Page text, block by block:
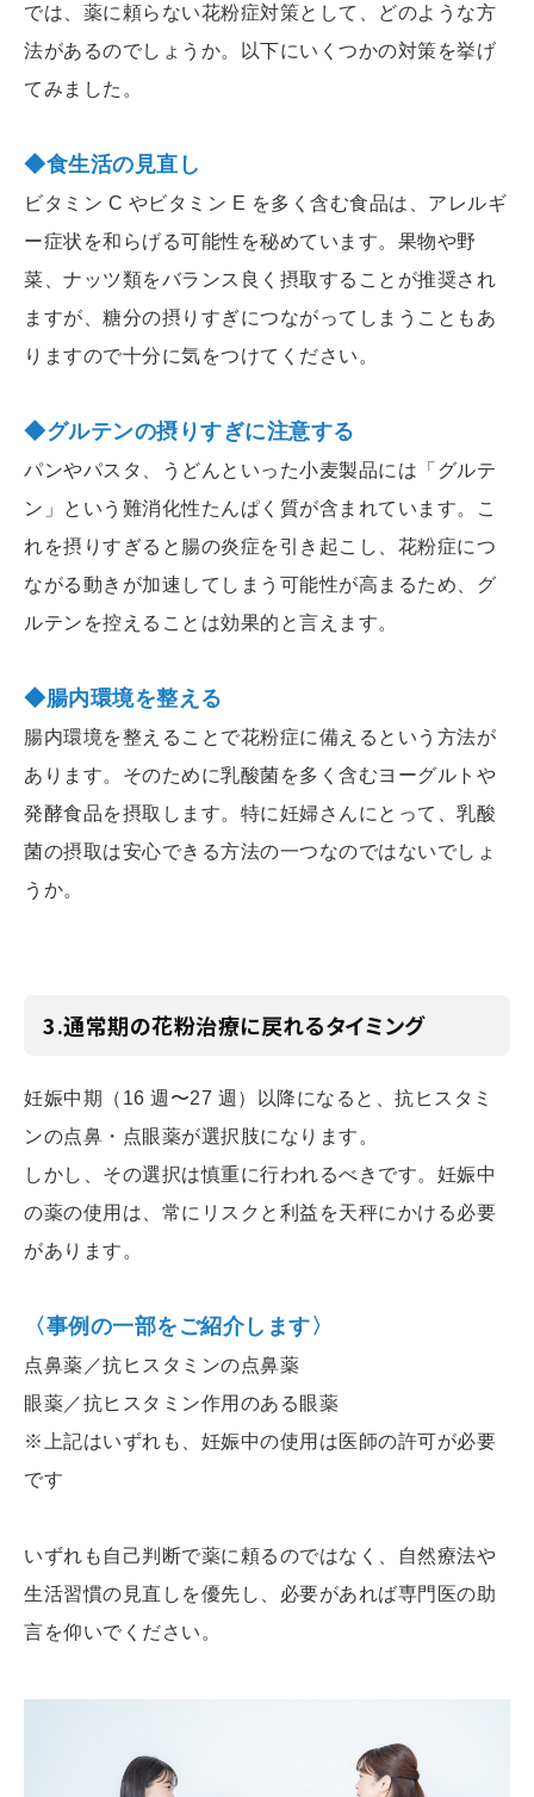
では、薬に頼らない花粉症対策として、どのような方
法があるのでしょうか。以下にいくつかの対策を挙げ
てみました。
◆食生活の見直し
ビタミン C やビタミン E を多く含む食品は、アレルギ
ー症状を和らげる可能性を秘めています。果物や野
菜、ナッツ類をバランス良く摂取することが推奨され
ますが、糖分の摂りすぎにつながってしまうこともあ
りますので十分に気をつけてください。
◆グルテンの摂りすぎに注意する
パンやパスタ、うどんといった小麦製品には「グルテ
ン」という難消化性たんぱく質が含まれています。こ
れを摂りすぎると腸の炎症を引き起こし、花粉症につ
ながる動きが加速してしまう可能性が高まるため、グ
ルテンを控えることは効果的と言えます。
◆腸内環境を整える
腸内環境を整えることで花粉症に備えるという方法が
あります。そのために乳酸菌を多く含むヨーグルトや
発酵食品を摂取します。特に妊婦さんにとって、乳酸
菌の摂取は安心できる方法の一つなのではないでしょ
うか。
3.通常期の花粉治療に戻れるタイミング
妊娠中期（16 週〜27 週）以降になると、抗ヒスタミ
ンの点鼻・点眼薬が選択肢になります。
しかし、その選択は慎重に行われるべきです。妊娠中
の薬の使用は、常にリスクと利益を天秤にかける必要
があります。
〈事例の一部をご紹介します〉
点鼻薬／抗ヒスタミンの点鼻薬
眼薬／抗ヒスタミン作用のある眼薬
※上記はいずれも、妊娠中の使用は医師の許可が必要
です
いずれも自己判断で薬に頼るのではなく、自然療法や
生活習慣の見直しを優先し、必要があれば専門医の助
言を仰いでください。